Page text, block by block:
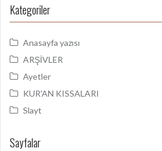
Kategoriler
Anasayfa yazısı
ARŞİVLER
Ayetler
KUR'AN KISSALARI
Slayt
Sayfalar